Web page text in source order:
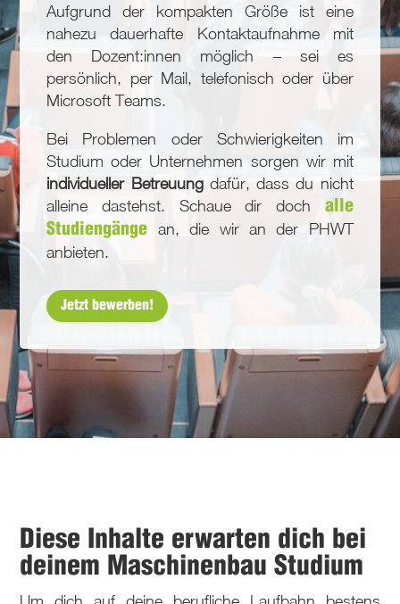
Aufgrund der kompakten Größe ist eine
nahezu dauerhafte Kontaktaufnahme mit
den Dozent:innen möglich – sei es
persönlich, per Mail, telefonisch oder über
Microsoft Teams.
Bei Problemen oder Schwierigkeiten im
Studium oder Unternehmen sorgen wir mit
individueller Betreuungdafür, dass du nicht
alleine dastehst. Schaue dir doch alle
Studiengänge an, die wir an der PHWT
anbieten.
Jetzt bewerben!
Diese Inhalte erwarten dich bei
deinem Maschinenbau Studium